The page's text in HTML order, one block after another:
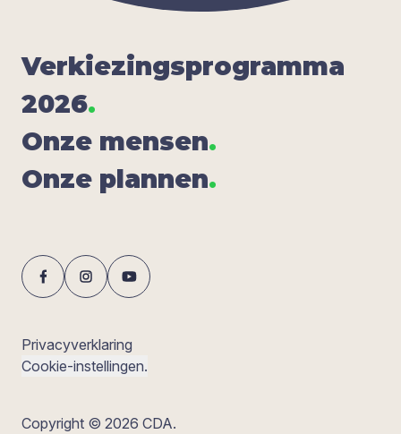
Ver­kie­zings­pro­gram­ma
2026.
Onze men­sen.
Onze plan­nen.
Privacyverklaring
Cookie-instellingen.
Copyright © 2026 CDA.